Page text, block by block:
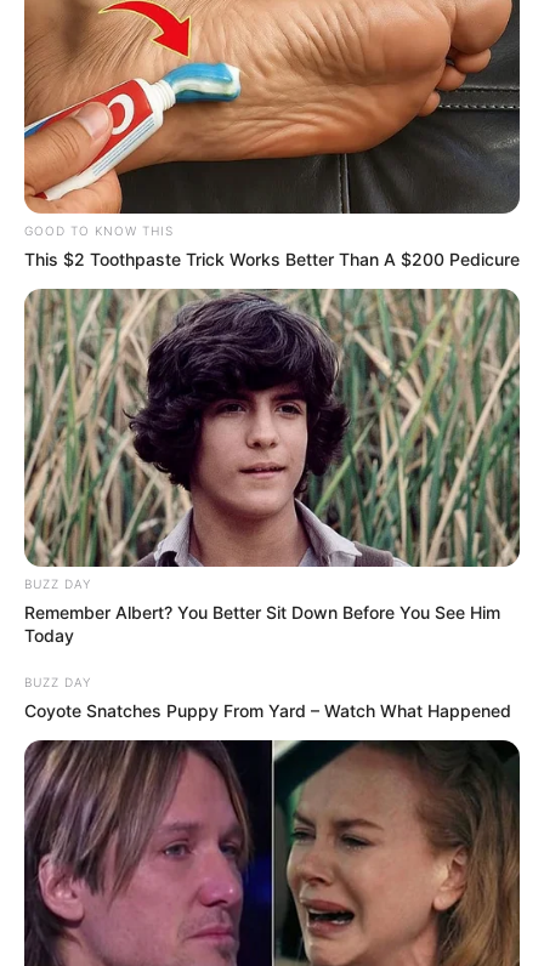
τουριστικούς προορισμούς.
Τελευταία νέα
Μάστιγα οι απάτες – Πώς οι επιτήδειοι
εξαπατούν τους πολίτες
Θλίψη στην Καστοριά: Βρήκαν νεκρή από
πυροβολισμό μια τεράστια αρκούδα 300
κιλών
Χειροπέδες σε 49χρονο φυγόδικο της
ρωσόφωνης μαφίας στην Αθήνα
Σπείρα είχε στήσει υπερσύγχρονα
εργαστήρια κάνναβης στην Αττική και
πουλούσε ναρκωτικά μέχρι και στην
Πανεπιστημιούπολη
Δείτε όλες τις τελευταίες
από την Ελλάδα και
τον Κόσμο, τη στιγμή που συμβαίνουν, στοNewstok.gr.
GOOD TO KNOW THIS
This $2 Toothpaste Trick Works Better Than A $200 Pedicure
BUZZ DAY
Remember Albert? You Better Sit Down Before You See Him
Today
BUZZ DAY
Coyote Snatches Puppy From Yard – Watch What Happened